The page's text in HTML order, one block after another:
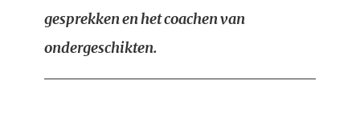
gesprekken en het coachen van
ondergeschikten.